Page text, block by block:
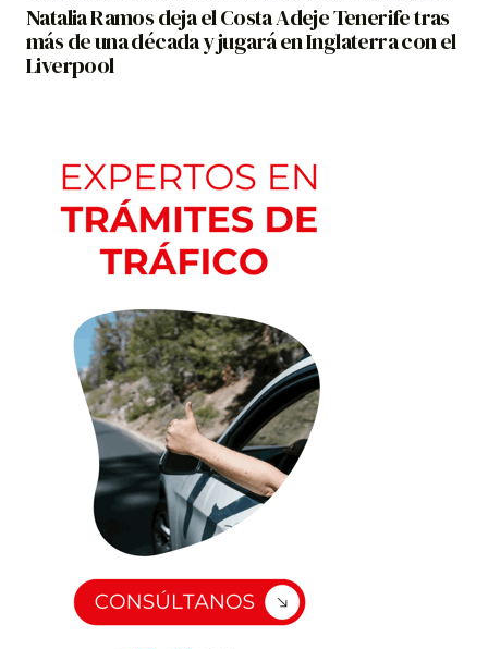
Natalia Ramos deja el Costa Adeje Tenerife tras
más de una década y jugará en Inglaterra con el
Liverpool